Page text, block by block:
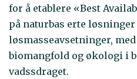
for å etablere «Best
på naturbas erte
løsmasseavsetninger,
biomangfold og økologi i
vadssdraget.